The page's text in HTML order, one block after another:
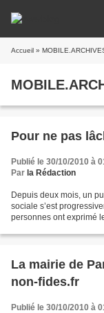
Accueil »
Pour ne pas
Publié le 30/10/2010 à
Par la Rédaction
Depuis deux mois, un
sociale s’est
personnes ont exprimé
La mairie de
non-fides.fr
Publié le 30/10/2010 à